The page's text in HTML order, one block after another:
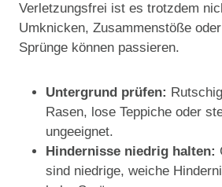
Verletzungsfrei ist es trotzdem
Umknicken, Zusammenstöße
Sprünge können passieren.
Untergrund prüfen:
Rasen, lose Teppiche oder
ungeeignet.
Hindernisse niedrig halten:
sind niedrige, weiche